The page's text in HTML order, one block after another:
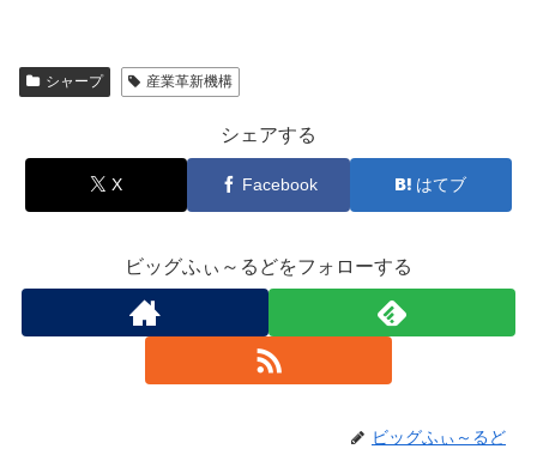
シャープ 産業革新機構
シェアする
X Facebook はてブ
ビッグふぃ～るどをフォローする
ビッグふぃ～るど